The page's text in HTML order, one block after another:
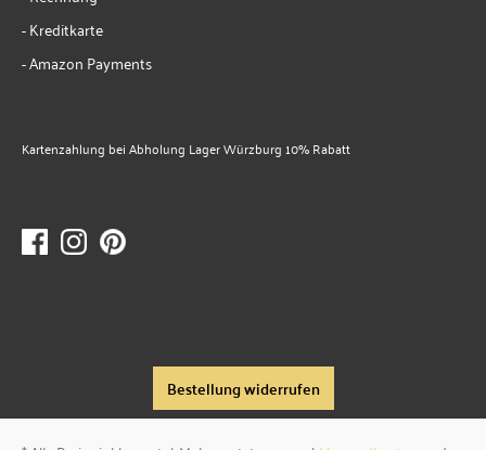
- Kreditkarte
- Amazon Payments
Kartenzahlung bei Abholung Lager Würzburg 10% Rabatt
Bestellung widerrufen